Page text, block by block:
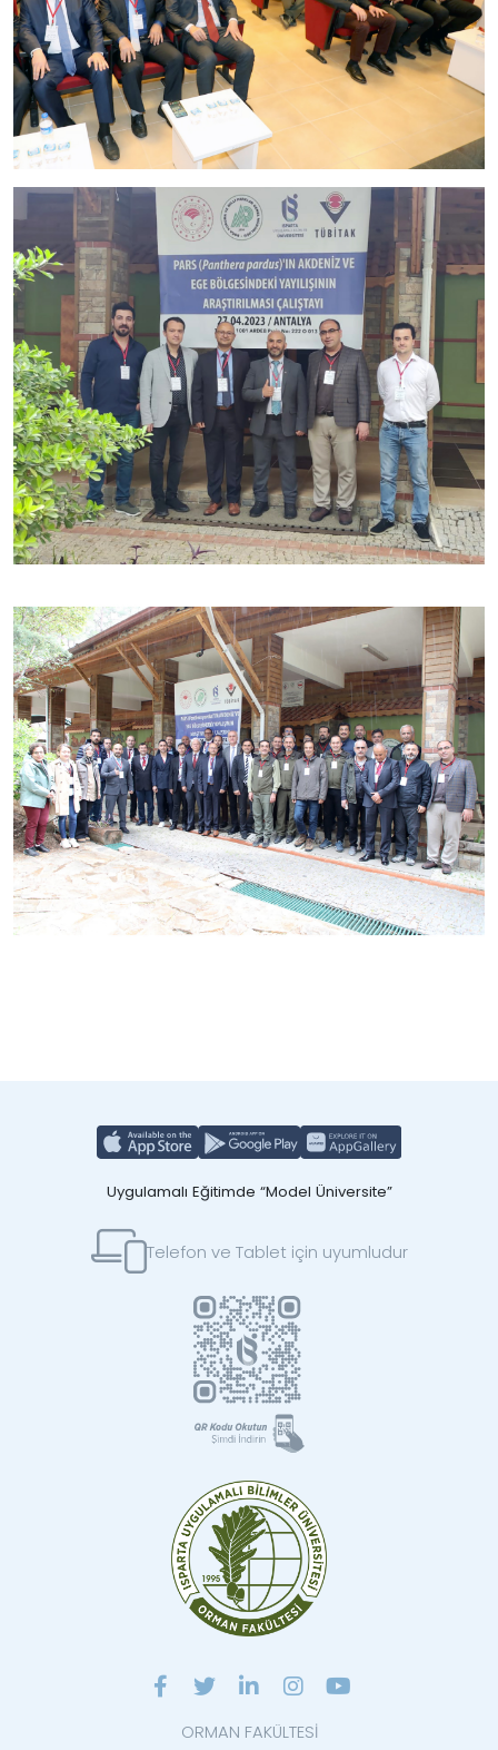
Uygulamalı Eğitimde “Model Üniversite”
Telefon ve Tablet için uyumludur
ORMAN FAKÜLTESİ